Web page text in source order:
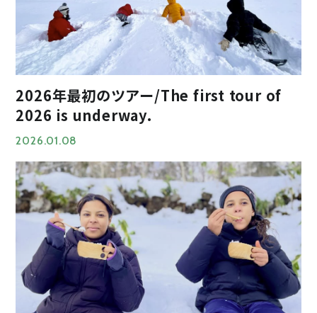
2026年最初のツアー/The first tour of
2026 is underway.
2026.01.08